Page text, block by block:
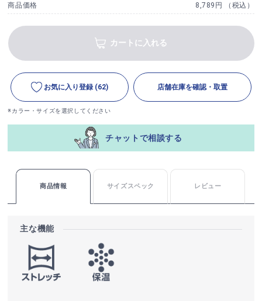
商品価格 8,789円 （税込）
カートに入れる
お気に入り登録 (62) 店舗在庫を確認・取置
※カラー・サイズを選択してください
チャットで相談する
商品情報 サイズスペック レビュー
主な機能